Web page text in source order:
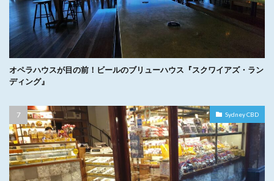
オペラハウスが目の前！ビールのブリューハウス『スクワイアズ・ラン
ディング』
Sydney CBD